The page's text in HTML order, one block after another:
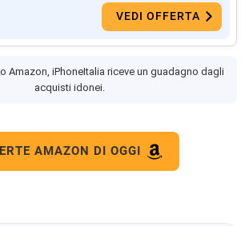
VEDI OFFERTA
Amazon, iPhoneItalia riceve un guadagno dagli
acquisti idonei.
AMAZON DI OGGI